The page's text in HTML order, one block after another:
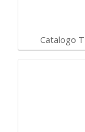
Catalogo